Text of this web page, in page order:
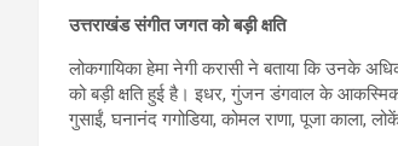
उत्तराखंड संगीत जगत को बड़ी क्षति
लोकगायिका हेमा नेगी करासी ने बताया कि उनके
को बड़ी क्षति हुई है। इधर, गुंजन डंगवाल के आकस्मिक
गुसाईं, घनानंद गगोडिया, कोमल राणा, पूजा काला,